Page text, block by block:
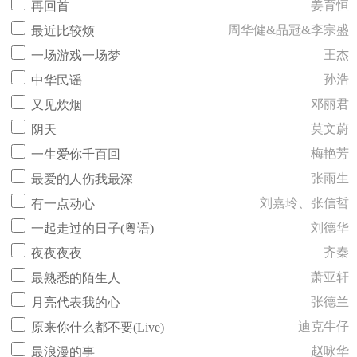
再回首
姜育恒
最近比较烦
周华健&品冠&李宗盛
一场游戏一场梦
王杰
中华民谣
孙浩
又见炊烟
邓丽君
阴天
莫文蔚
一生爱你千百回
梅艳芳
最爱的人伤我最深
张雨生
有一点动心
刘嘉玲、张信哲
一起走过的日子(粤语)
刘德华
夜夜夜夜
齐秦
最熟悉的陌生人
萧亚轩
月亮代表我的心
张德兰
原来你什么都不要(Live)
迪克牛仔
最浪漫的事
赵咏华